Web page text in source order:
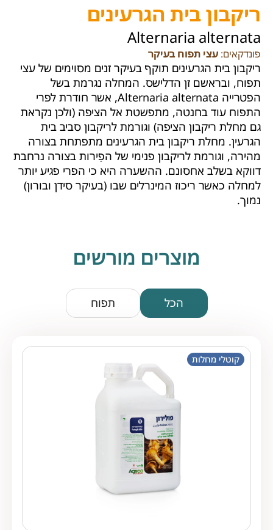
ריקבון בית הגרעינים
Alternaria alternata
פונדקאים: עצי תפוח בעיקר
ריקבון בית הגרעינים תוקף בעיקר זנים מסוימים של עצי
תפוח, ובראשם זן הדלישס. המחלה נגרמת בשל
הפטרייה Alternaria alternata, אשר חודרת לפרי
התפוח עוד בחנטה, מתפשטת אל הציפה (ולכן נקראת
גם מחלת ריקבון הציפה) וגורמת לריקבון סביב בית
הגרעין. מחלת ריקבון בית הגרעינים מתפתחת בצורה
מהירה, וגורמת לריקבון פנימי של הפֵירות בצורה נרחבת
דווקא בשלב אחסונם. ההשערה היא כי הפרי פגיע יותר
למחלה כאשר ריכוז המינרלים שבו (בעיקר סידן ובורון)
נמוך.
מוצרים מורשים
הכל תפוח
קוטלי מחלות